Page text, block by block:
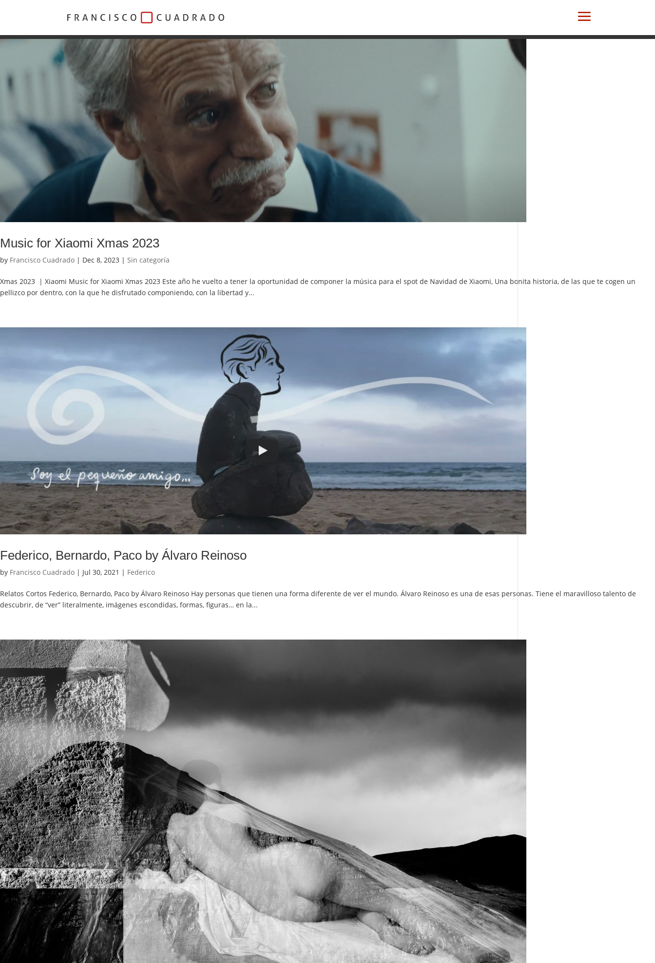
Music for Xiaomi Xmas 2023
by Francisco Cuadrado | Dec 8, 2023 | Sin categoría
Xmas 2023 | Xiaomi Music for Xiaomi Xmas 2023 Este año he vuelto a tener la oportunidad de componer la música para el spot de Navidad de Xiaomi, Una bonita historia, de las que te cogen un
pellizco por dentro, con la que he disfrutado componiendo, con la libertad y...
Federico, Bernardo, Paco by Álvaro Reinoso
by Francisco Cuadrado | Jul 30, 2021 | Federico
Relatos Cortos Federico, Bernardo, Paco by Álvaro Reinoso Hay personas que tienen una forma diferente de ver el mundo. Álvaro Reinoso es una de esas personas. Tiene el maravilloso talento de
descubrir, de “ver” literalmente, imágenes escondidas, formas, figuras… en la...